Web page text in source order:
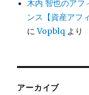
木内 智也のアフ
ンス【資産ア
にVopblq より
アーカイブ